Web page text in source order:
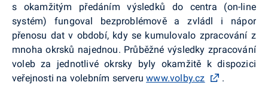
s okamžitým předáním výsledků do centra (on-line
systém) fungoval bezproblémově a zvládl i nápor
přenosu dat v období, kdy se kumulovalo zpracování z
mnoha okrsků najednou. Průběžné výsledky zpracování
voleb za jednotlivé okrsky byly okamžitě k dispozici
veřejnosti na volebním serveruwww.volby.cz .